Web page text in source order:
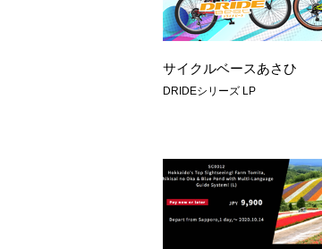
サイクルベースあさひ
DRIDEシリーズ LP